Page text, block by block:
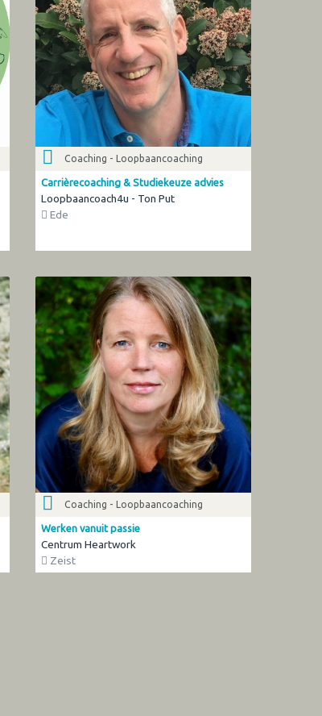
Coaching - Loopbaancoaching
Carrièrecoaching & Studiekeuze advies
Loopbaancoach4u - Ton Put
Ede
Coaching - Loopbaancoaching
Werken vanuit passie
Centrum Heartwork
Zeist